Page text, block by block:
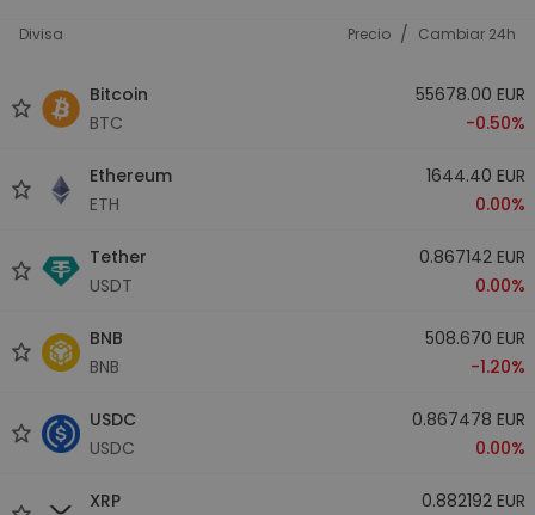
Divisa Precio / Cambiar 24h
Bitcoin
BTC
55678.00 EUR
-0.50%
Ethereum
ETH
1644.40 EUR
0.00%
Tether
USDT
0.867142 EUR
0.00%
BNB
BNB
508.670 EUR
-1.20%
USDC
USDC
0.867478 EUR
0.00%
XRP
0.882192 EUR